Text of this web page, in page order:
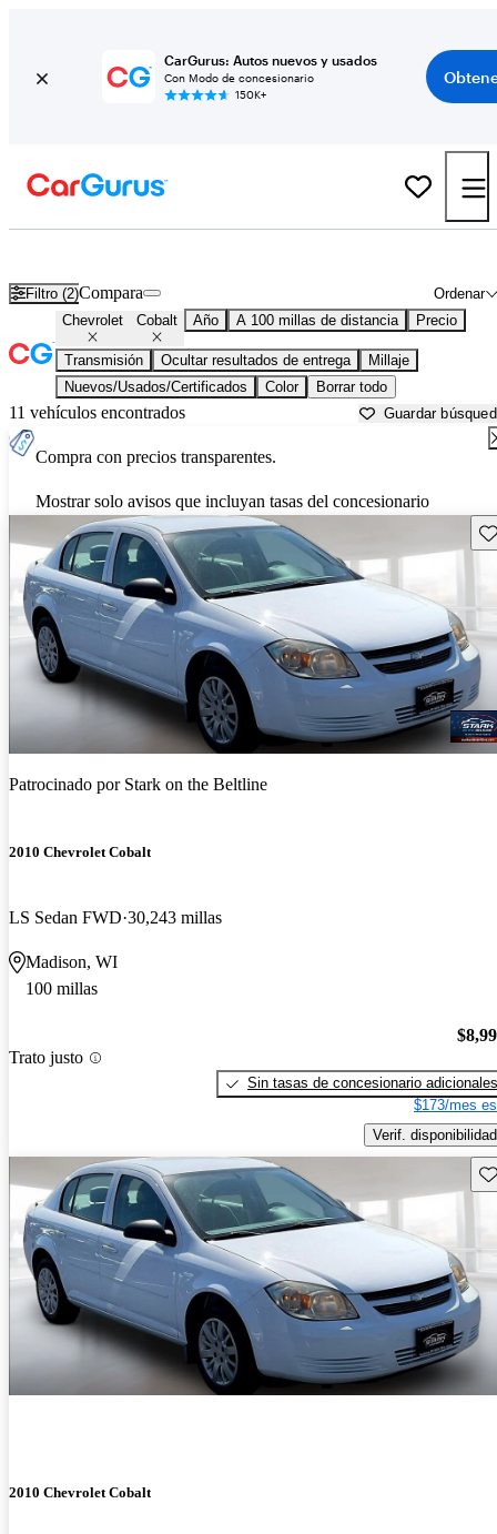
CarGurus: Autos nuevos y usados
Con Modo de concesionario
150K+
Filtro (2) Ordenar
Compara
Chevrolet Cobalt Año A 100 millas de distancia Precio
Transmisión Ocultar resultados de entrega
Millaje
Nuevos/Usados/Certificados
Color Borrar todo
11 vehículos encontrados Guardar
Compra con precios transparentes.
Mostrar solo avisos que incluyan tasas del concesionario
Patrocinado por Stark on the Beltline
2010 Chevrolet Cobalt
LS Sedan FWD 30,243 millas
Madison, WI
100 millas
Trato justo
Sin tasas de concesionario adicionales
$173/mes
Verif. disponibilidad
2010 Chevrolet Cobalt